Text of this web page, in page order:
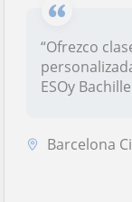
“Ofrezco
ESOy
Barcelona